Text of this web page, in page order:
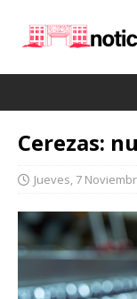
Cerezas:
Jueves, 7